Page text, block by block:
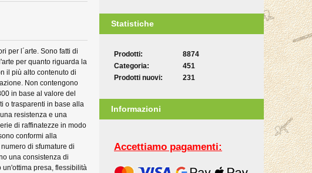
per l´arte. Sono fatti di
per quanto riguarda la
il più alto contenuto di
Non contengono
in base al valore del
o trasparenti in base alla
resistenza e una
di raffinatezze in modo
conformi alla
di sfumature di
una consistenza di
presa, flessibilità
Statistiche
Prodotti:
8874
Categoria:
451
Prodotti nuovi:
231
Informazioni
Accettiamo pagamenti: